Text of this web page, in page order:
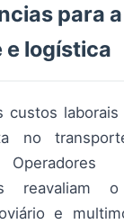
para
logística
custos
no
reavaliam
e